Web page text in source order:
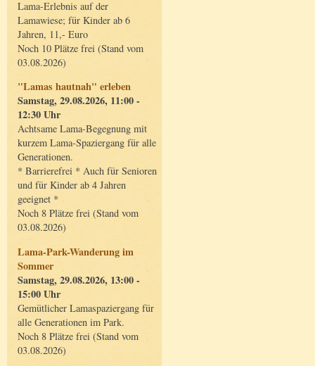
Lama-Erlebnis auf der
Lamawiese; für Kinder ab 6
Jahren, 11,- Euro
Noch 10 Plätze frei (Stand vom
03.08.2026)
"Lamas hautnah" erleben
Samstag, 29.08.2026, 11:00 -
12:30 Uhr
Achtsame Lama-Begegnung mit
kurzem Lama-Spaziergang für alle
Generationen.
* Barrierefrei * Auch für Senioren
und für Kinder ab 4 Jahren
geeignet *
Noch 8 Plätze frei (Stand vom
03.08.2026)
Lama-Park-Wanderung im
Sommer
Samstag, 29.08.2026, 13:00 -
15:00 Uhr
Gemütlicher Lamaspaziergang für
alle Generationen im Park.
Noch 8 Plätze frei (Stand vom
03.08.2026)